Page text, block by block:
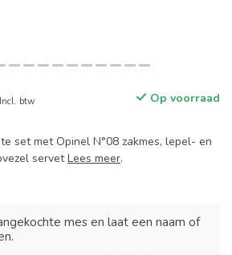
Incl. btw Op voorraad
set met Opinel N°08 zakmes, lepel- en
servetLees meer.
mes en laat een naam of